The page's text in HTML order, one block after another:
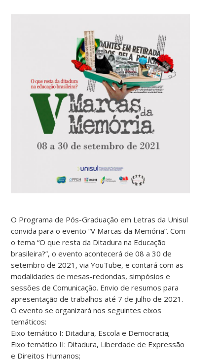
O Programa de Pós-Graduação em Letras da Unisul
convida para o evento “V Marcas da Memória”. Com
o tema “O que resta da Ditadura na Educação
brasileira?”, o evento acontecerá de 08 a 30 de
setembro de 2021, via YouTube, e contará com as
modalidades de mesas-redondas, simpósios e
sessões de Comunicação. Envio de resumos para
apresentação de trabalhos até 7 de julho de 2021.
O evento se organizará nos seguintes eixos
temáticos:
Eixo temático I: Ditadura, Escola e Democracia;
Eixo temático II: Ditadura, Liberdade de Expressão
e Direitos Humanos;